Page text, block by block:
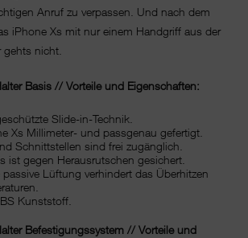
Anruf zu verpassen. Und nach dem
iPhone Xs mit nur einem Handgriff aus der
nicht.
Basis // Vorteile und Eigenschaften:
Slide-in-Technik.
Xs Millimeter- und passgenau gefertigt.
Schnittstellen sind frei zugänglich.
ist gegen Herausrutschen gesichert.
passive Lüftung verhindert das Überhitzen
Kunststoff.
Befestigungssystem // Vorteile und